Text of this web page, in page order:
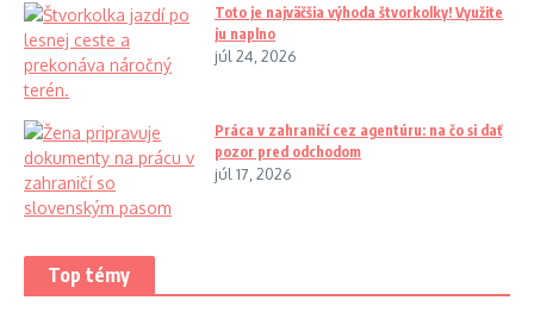
Toto je najväčšia výhoda štvorkolky! Využite
ju naplno
júl 24, 2026
Práca v zahraničí cez agentúru: na čo si dať
pozor pred odchodom
júl 17, 2026
Top témy